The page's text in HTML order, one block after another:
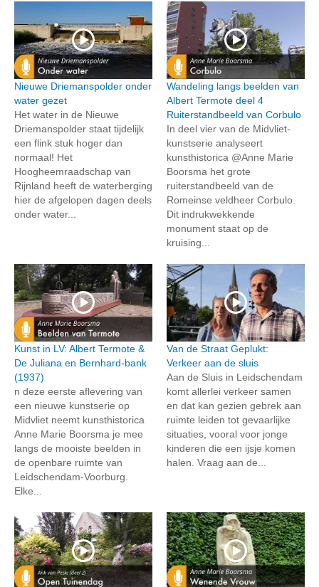
Nieuwe Driemanspolder onder
water gezet
Het water in de Nieuwe
Driemanspolder staat tijdelijk
een flink stuk hoger dan
normaal! Het
Hoogheemraadschap van
Rijnland heeft de waterberging
hier de afgelopen dagen deels
onder water...
Wandeling langs beelden van
Albert Termote deel 4
Ruiterstandbeeld van Corbulo
In deel vier van de Midvliet-
kunstserie analyseert
kunsthistorica @Anne Marie
Boorsma het grote
ruiterstandbeeld van de
Romeinse veldheer Corbulo.
Dit indrukwekkende
monument staat op de
kruising...
Kunst in LV: Albert Termote &
De Juliana en Bernhard-bank
(1937)
n deze eerste aflevering van
een nieuwe kunstserie op
Midvliet neemt kunsthistorica
Anne Marie Boorsma je mee
langs de mooiste beelden in
de openbare ruimte van
Leidschendam-Voorburg.
Elke...
Van de Straat Geplukt:
Verkeer aan de sluis
Aan de Sluis in Leidschendam
komt allerlei verkeer samen
en dat kan gezien gebrek aan
ruimte leiden tot gevaarlijke
situaties, vooral voor jonge
kinderen die een ijsje komen
halen. Vraag aan de...